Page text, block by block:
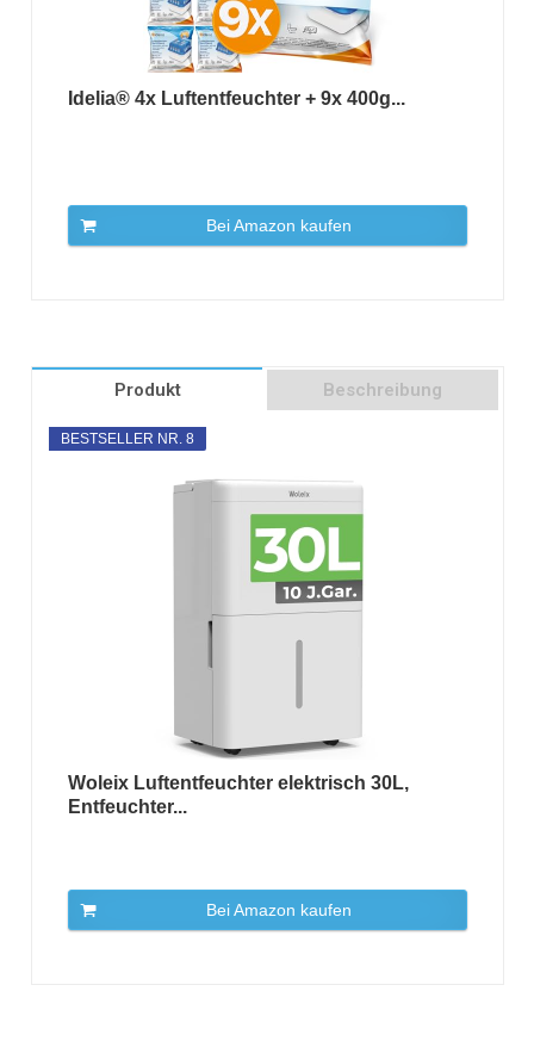
Idelia® 4x Luftentfeuchter + 9x 400g...
Bei Amazon kaufen
Produkt Beschreibung
BESTSELLER NR. 8
Woleix Luftentfeuchter elektrisch 30L,
Entfeuchter...
Bei Amazon kaufen